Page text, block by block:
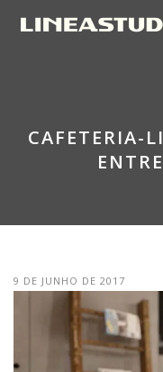
CAFETERIA-
9 DE JUNHO DE 2017